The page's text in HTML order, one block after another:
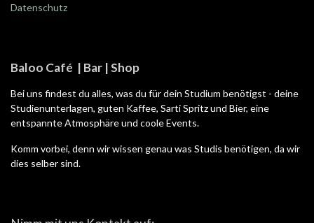
Datenschutz
Baloo Café | Bar | Shop
Bei uns findest du alles, was du für dein Studium benötigst - deine
Studienunterlagen, guten Kaffee, Sarti Spritz und Bier, eine
entspannte Atmosphäre und coole Events.
Komm vorbei, denn wir wissen genau was Studis benötigen, da wir
dies selber sind.